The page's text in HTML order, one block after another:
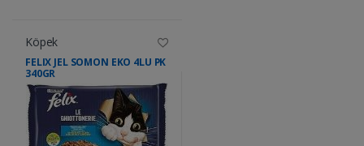
Köpek
FELIX JEL SOMON EKO 4LU PK
340GR